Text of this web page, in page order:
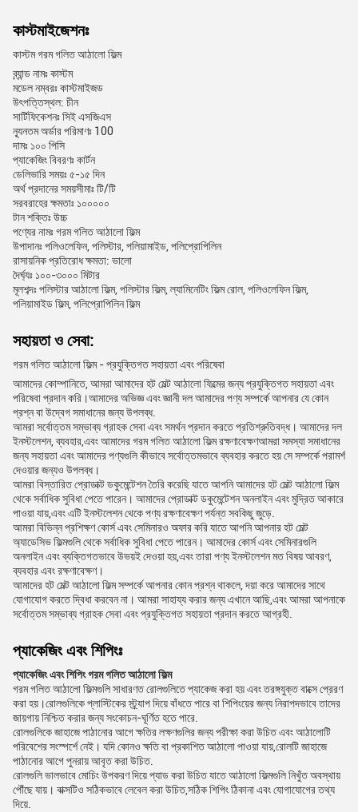
কাস্টমাইজেশনঃ
কাস্টম গরম গলিত আঠালো ফিল্ম
ব্র্যান্ড নামঃ কাস্টম
মডেল নম্বরঃ কাস্টমাইজড
উৎপত্তিস্থল: চীন
সার্টিফিকেশনঃ সিই এসজিএস
ন্যূনতম অর্ডার পরিমাণঃ 100
দামঃ ১০০ পিসি
প্যাকেজিং বিবরণঃ কার্টন
ডেলিভারি সময়ঃ ৫-১৫ দিন
অর্থ প্রদানের সময়সীমাঃ টি/টি
সরবরাহের ক্ষমতাঃ ১০০০০০
টান শক্তিঃ উচ্চ
পণ্যের নামঃ গরম গলিত আঠালো ফিল্ম
উপাদানঃ পলিওলেফিন, পলিস্টার, পলিয়ামাইড, পলিপ্রোপিলিন
রাসায়নিক প্রতিরোধ ক্ষমতা: ভালো
দৈর্ঘ্যঃ ১০০-৩০০০ মিটার
মূলশব্দঃ পলিস্টার আঠালো ফিল্ম, পলিস্টার ফিল্ম, ল্যামিনেটিং ফিল্ম রোল, পলিওলেফিন ফিল্ম,
পলিয়ামাইড ফিল্ম, পলিপ্রোপিলিন ফিল্ম
সহায়তা ও সেবা:
গরম গলিত আঠালো ফিল্ম - প্রযুক্তিগত সহায়তা এবং পরিষেবা
আমাদের কোম্পানিতে, আমরা আমাদের হট মেল্ট আঠালো ফিল্মের জন্য প্রযুক্তিগত সহায়তা এবং
পরিষেবা প্রদান করি।আমাদের অভিজ্ঞ এবং জ্ঞানী দল আমাদের পণ্য সম্পর্কে আপনার যে কোন
প্রশ্ন বা উদ্বেগ সমাধানের জন্য উপলব্ধ.
আমরা সর্বোত্তম সম্ভাব্য গ্রাহক সেবা এবং সমর্থন প্রদান করতে প্রতিশ্রুতিবদ্ধ। আমাদের দল
ইনস্টলেশন, ব্যবহার,এবং আমাদের গরম গলিত আঠালো ফিল্ম রক্ষণাবেক্ষণআমরা সমস্যা সমাধানের
জন্য সহায়তা এবং আমাদের পণ্যগুলি কীভাবে সর্বোত্তমভাবে ব্যবহার করতে হয় সে সম্পর্কে পরামর্শ
দেওয়ার জন্যও উপলব্ধ।
আমরা বিস্তারিত প্রোডাক্ট ডকুমেন্টেশন তৈরি করেছি যাতে আপনি আমাদের হট মেল্ট আঠালো ফিল্ম
থেকে সর্বাধিক সুবিধা পেতে পারেন। আমাদের প্রোডাক্ট ডকুমেন্টেশন অনলাইন এবং মুদ্রিত আকারে
পাওয়া যায়,এবং এটি ইনস্টলেশন থেকে পণ্য রক্ষণাবেক্ষণ পর্যন্ত সবকিছু জুড়ে.
আমরা বিভিন্ন প্রশিক্ষণ কোর্স এবং সেমিনারও অফার করি যাতে আপনি আপনার হট মেল্ট
অ্যাডেসিভ ফিল্মগুলি থেকে সর্বাধিক সুবিধা পেতে পারেন। আমাদের কোর্স এবং সেমিনারগুলি
অনলাইন এবং ব্যক্তিগতভাবে উভয়ই দেওয়া হয়,এবং তারা পণ্য ইনস্টলেশন মত বিষয় আবরণ,
ব্যবহার এবং রক্ষণাবেক্ষণ।
আমাদের হট মেল্ট আঠালো ফিল্ম সম্পর্কে আপনার কোন প্রশ্ন থাকলে, দয়া করে আমাদের সাথে
যোগাযোগ করতে দ্বিধা করবেন না। আমরা সাহায্য করার জন্য এখানে আছি,এবং আমরা আপনাকে
সর্বোত্তম সম্ভাব্য গ্রাহক সেবা এবং প্রযুক্তিগত সহায়তা প্রদান করতে আগ্রহী.
প্যাকেজিং এবং শিপিংঃ
প্যাকেজিং এবং শিপিং গরম গলিত আঠালো ফিল্ম
গরম গলিত আঠালো ফিল্মগুলি সাধারণত রোলগুলিতে প্যাকেজ করা হয় এবং তরঙ্গযুক্ত বাক্সে প্রেরণ
করা হয়।রোলগুলিকে প্লাস্টিকের স্ট্র্যাপ দিয়ে বাঁধতে পারে বা শিপিংয়ের জন্য নিরাপদভাবে তাদের
জায়গায় নিশ্চিত করার জন্য সংকোচন-ঘূর্ণিত হতে পারে.
রোলগুলিকে জাহাজে পাঠানোর আগে ক্ষতির লক্ষণগুলির জন্য পরীক্ষা করা উচিত এবং আঠালোটি
পরিবেশের সংস্পর্শে নেই। যদি কোনও ক্ষতি বা প্রকাশিত আঠালো পাওয়া যায়,রোলটি জাহাজে
পাঠানোর আগে পুনরায় আবৃত করা উচিত.
রোলগুলি ভালভাবে মোচিং উপকরণ দিয়ে প্যাড করা উচিত যাতে আঠালো ফিল্মগুলি নিখুঁত অবস্থায়
পৌঁছে যায়। বাক্সটিও সঠিকভাবে লেবেল করা উচিত,সঠিক শিপিং ঠিকানা এবং যোগাযোগের তথ্য
দিয়ে.